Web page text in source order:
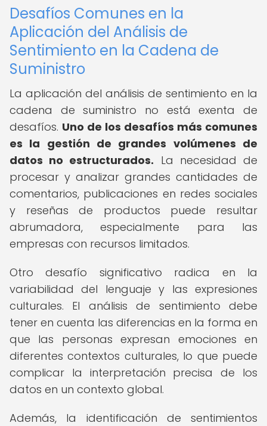
Desafíos Comunes en la
Aplicación del Análisis de
Sentimiento en la Cadena de
Suministro
La aplicación del análisis de sentimiento en la
cadena de suministro no está exenta de
desafíos. Uno de los desafíos más comunes
es la gestión de grandes volúmenes de
datos no estructurados. La necesidad de
procesar y analizar grandes cantidades de
comentarios, publicaciones en redes sociales
y reseñas de productos puede resultar
abrumadora, especialmente para las
empresas con recursos limitados.
Otro desafío significativo radica en la
variabilidad del lenguaje y las expresiones
culturales. El análisis de sentimiento debe
tener en cuenta las diferencias en la forma en
que las personas expresan emociones en
diferentes contextos culturales, lo que puede
complicar la interpretación precisa de los
datos en un contexto global.
Además, la identificación de sentimientos